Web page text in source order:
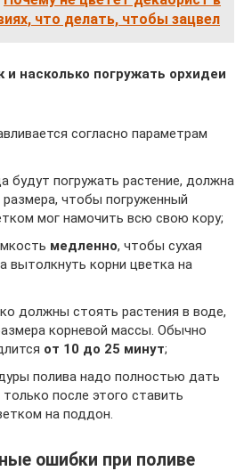
что делать, чтобы зацвел
и насколько погружать орхидеи
согласно параметрам
будут погружать растение, должна
чтобы погруженный
мог намочить всю свою кору;
медленно, чтобы сухая
вытолкнуть корни цветка на
должны стоять растения в воде,
корневой массы. Обычно
от 10 до 25 минут;
полива надо полностью дать
после этого ставить
на поддон.
ошибки при поливе